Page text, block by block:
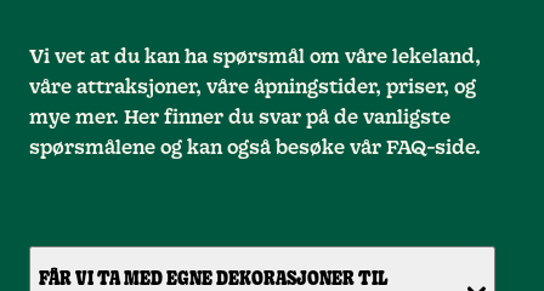
Vi vet at du kan ha spørsmål om våre lekeland,
våre attraksjoner, våre åpningstider, priser, og
mye mer. Her finner du svar på de vanligste
spørsmålene og kan også besøke vår FAQ-side.
FÅR VI TA MED EGNE DEKORASJONER TIL